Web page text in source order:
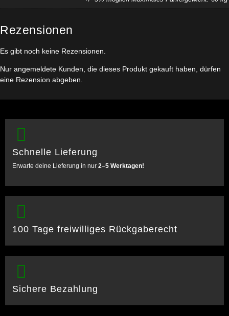
Rezensionen
Es gibt noch keine Rezensionen.
Nur angemeldete Kunden, die dieses Produkt gekauft haben, dürfen
eine Rezension abgeben.
Schnelle Lieferung
Erwarte deine Lieferung in nur 2–5 Werktagen!
100 Tage freiwilliges Rückgaberecht
Sichere Bezahlung